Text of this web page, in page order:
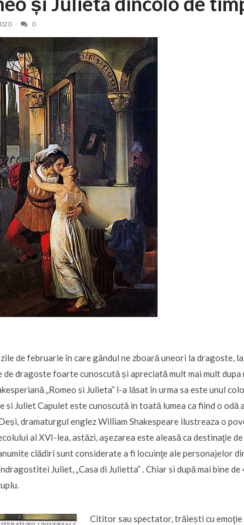
5.000 de noi locuri în creșe...
noi la Zlatna prin Programul...
pentru proiectul de lege care...
într-un colet și ascu... 15/07/2026
național pentru protejar... 04/08/2026
din luna august 04/08/2026
Catalogului național al zonelor pri...
0
de februarie ȋn care gândul ne zboarǎ uneori la dragoste,
de dragoste foarte cunoscutǎ și apreciată mult mai mult
„Romeo si Julieta” l-a lǎsat ȋn urma sa este unul
si Juliet Capulet este cunoscutǎ in toatǎ lumea ca fiind o odǎ
dramaturgul englez William Shakespeare ilustreaza o
al XVI-lea, astǎzi, aşezarea este aleasă ca destinaţie
clǎdiri sunt considerate a fi locuinţe ale personajelor
Juliet, „Casa di Julietta” . Chiar si dupǎ mai bine
Cititor sau spectator, trǎiești cu